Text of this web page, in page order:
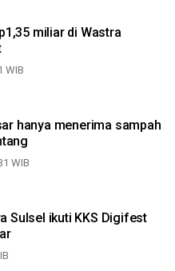
miliar di Wastra
WIB
hanya menerima sampah
WIB
Sulsel ikuti KKS Digifest